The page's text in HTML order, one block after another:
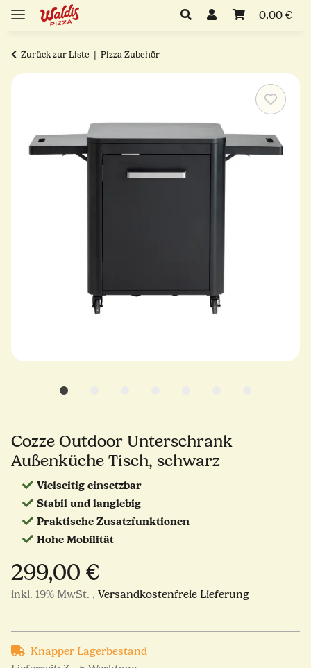
0,00 €
Zurück zur Liste Pizza Zubehör
Cozze Outdoor Unterschrank
Außenküche Tisch, schwarz
Vielseitig einsetzbar
Stabil und langlebig
Praktische Zusatzfunktionen
Hohe Mobilität
299,00 €
inkl. 19% MwSt. , Versandkostenfreie Lieferung
Knapper Lagerbestand